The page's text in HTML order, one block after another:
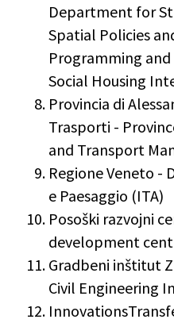
Department for
Spatial Policies
Programming
Social Housing
Provincia di
Trasporti -
and Transport
Regione Veneto -
e Paesaggio (ITA)
Posoški razvojni
development
Gradbeni inštitut
Civil Engineering